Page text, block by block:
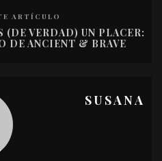
ARTÍCULO
(DE VERDAD) UN PLACER:
DE ANCIENT & BRAVE
SUSANA